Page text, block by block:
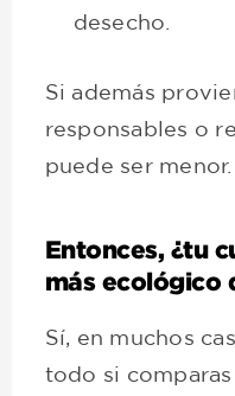
desecho.
Si además
responsables o
puede ser menor.
Entonces, ¿tu
más ecológico
Sí, en muchos
todo si